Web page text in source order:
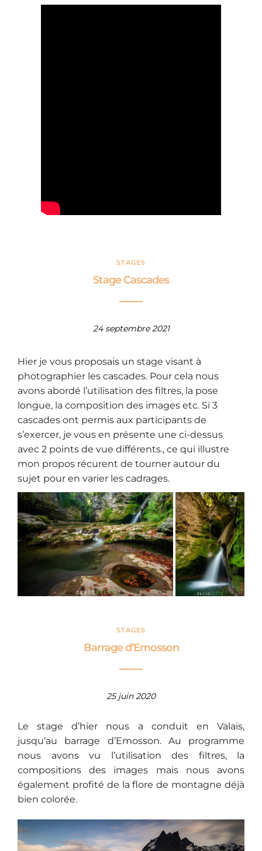
STAGES
Stage Cascades
24 septembre 2021
Hier je vous proposais un stage visant à
photographier les cascades. Pour cela nous
avons abordé l’utilisation des filtres, la pose
longue, la composition des images etc. Si 3
cascades ont permis aux participants de
s’exercer, je vous en présente une ci-dessus
avec 2 points de vue différents., ce qui illustre
mon propos récurent de tourner autour du
sujet pour en varier les cadrages.
STAGES
Barrage d’Emosson
25 juin 2020
Le stage d’hier nous a conduit en Valais,
jusqu’au barrage d’Emosson. Au programme
nous avons vu l’utilisation des filtres, la
compositions des images mais nous avons
également profité de la flore de montagne déjà
bien colorée.